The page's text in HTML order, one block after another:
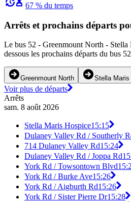
67 % du temps
Arrêts et prochains départs
Le bus 52 - Greenmount North -
dessous les prochains départs du bus
Greenmount North Stella Maris
Voir plus de départs
Arrêts
sam. 8 août 2026
Stella Maris Hospice15:15
Dulaney Valley Rd / Southerly
714 Dulaney Valley Rd15:24
Dulaney Valley Rd / Joppa Rd
York Rd / Towsontown Blvd
York Rd / Burke Ave15:26
York Rd / Aigburth Rd15:26
York Rd / Sister Pierre Dr15:28